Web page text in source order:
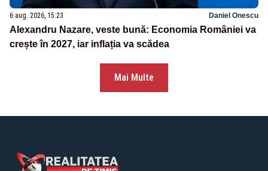
6 aug. 2026, 15:23 Daniel Onescu
Alexandru Nazare, veste bună: Economia României va
crește în 2027, iar inflația va scădea
Mai Multe